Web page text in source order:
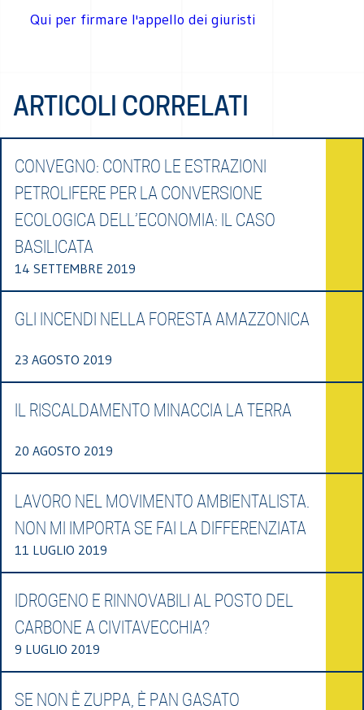
Qui per firmare l'appello dei giuristi
ARTICOLI CORRELATI
CONVEGNO: CONTRO LE ESTRAZIONI
PETROLIFERE PER LA CONVERSIONE
ECOLOGICA DELL’ECONOMIA: IL CASO
BASILICATA
14 SETTEMBRE 2019
GLI INCENDI NELLA FORESTA AMAZZONICA
23 AGOSTO 2019
IL RISCALDAMENTO MINACCIA LA TERRA
20 AGOSTO 2019
LAVORO NEL MOVIMENTO AMBIENTALISTA.
NON MI IMPORTA SE FAI LA DIFFERENZIATA
11 LUGLIO 2019
IDROGENO E RINNOVABILI AL POSTO DEL
CARBONE A CIVITAVECCHIA?
9 LUGLIO 2019
SE NON È ZUPPA, È PAN GASATO